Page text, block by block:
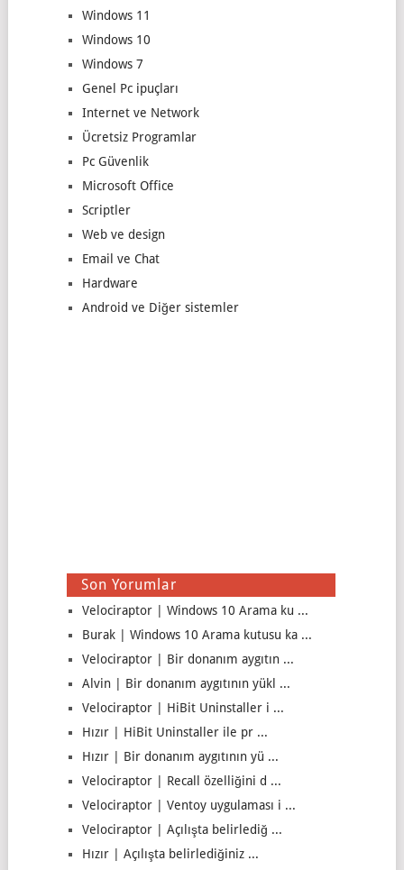
Windows 11
Windows 10
Windows 7
Genel Pc ipuçları
Internet ve Network
Ücretsiz Programlar
Pc Güvenlik
Microsoft Office
Scriptler
Web ve design
Email ve Chat
Hardware
Android ve Diğer sistemler
Son Yorumlar
Velociraptor | Windows 10 Arama ku ...
Burak | Windows 10 Arama kutusu ka ...
Velociraptor | Bir donanım aygıtın ...
Alvin | Bir donanım aygıtının yükl ...
Velociraptor | HiBit Uninstaller i ...
Hızır | HiBit Uninstaller ile pr ...
Hızır | Bir donanım aygıtının yü ...
Velociraptor | Recall özelliğini d ...
Velociraptor | Ventoy uygulaması i ...
Velociraptor | Açılışta belirlediğ ...
Hızır | Açılışta belirlediğiniz ...